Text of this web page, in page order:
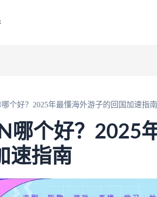
哪个好？2025年最懂海外游子的回国加速指南
哪个好？2025
速指南